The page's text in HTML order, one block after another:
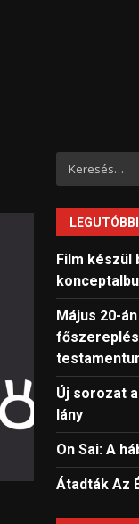
Keresés:
Film készül
Május 20-
Új sorozat
lány
On Sai: A
Átadták Az